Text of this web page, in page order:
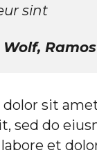
sint
dolor sit
sed do
et